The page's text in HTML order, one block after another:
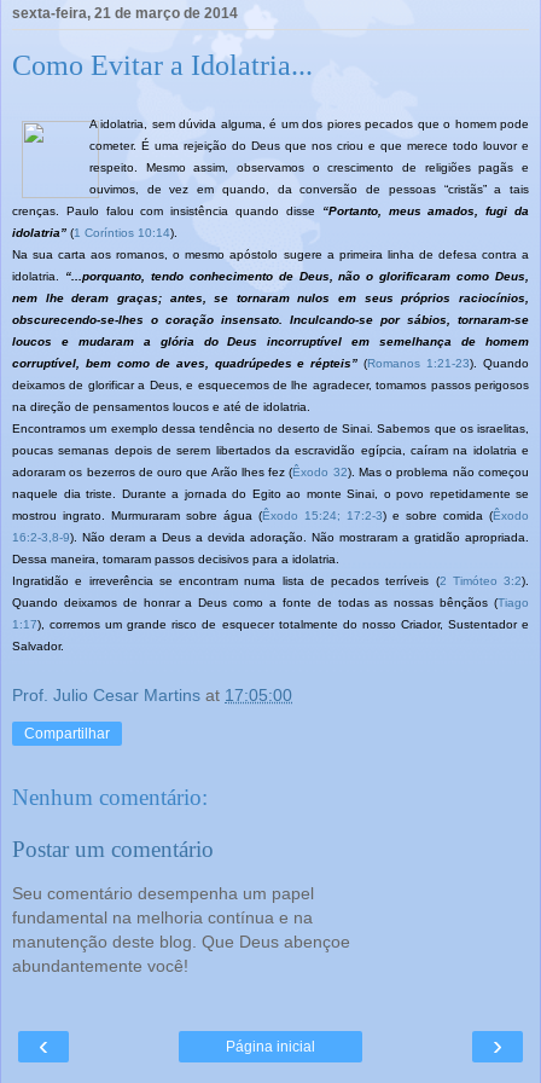
sexta-feira, 21 de março de 2014
Como Evitar a Idolatria...
Aidolatria, sem dúvida alguma, é um dos piores pecados que o homem pode
cometer. É uma rejeição do Deus que nos criou e que merece todo louvor e
respeito. Mesmo assim, observamos o crescimento de religiões pagãs e
ouvimos, de vez em quando, da conversão de pessoas “cristãs” a tais
crenças. Paulo falou com insistência quando disse
“Portanto, meus amados, fugi da
idolatria” (1 Coríntios 10:14).
Na sua carta aos romanos, o mesmo apóstolo sugere a primeira linha de defesa contra a
idolatria.
“...porquanto, tendo conhecimento de Deus, não o glorificaram como Deus,
nem lhe deram graças; antes, se tornaram nulos em seus próprios raciocínios,
obscurecendo-se-lhes o coração insensato. Inculcando-se por sábios, tornaram-se
loucos e mudaram a glória do Deus incorruptível em semelhança de homem
corruptível, bem como de aves, quadrúpedes e répteis” (Romanos 1:21-23). Quando
deixamos de glorificar a Deus, e esquecemos de lhe agradecer, tomamos passos perigosos
na direção de pensamentos loucos e até de idolatria.
Encontramos um exemplo dessa tendência no deserto de Sinai. Sabemos que os israelitas,
poucas semanas depois de serem libertados da escravidão egípcia, caíram na idolatria e
adoraram os bezerros de ouro que Arão lhes fez (Êxodo 32). Mas o problema não começou
naquele dia triste. Durante a jornada do Egito ao monte Sinai, o povo repetidamente se
mostrou ingrato. Murmuraram sobre água (Êxodo 15:24; 17:2-3) e sobre comida (Êxodo
16:2-3,8-9). Não deram a Deus a devida adoração. Não mostraram a gratidão apropriada.
Dessa maneira, tomaram passos decisivos para a idolatria.
Ingratidão e irreverência se encontram numa lista de pecados terríveis (2 Timóteo 3:2).
Quando deixamos de honrar a Deus como a fonte de todas as nossas bênçãos (Tiago
1:17), corremos um grande risco de esquecer totalmente do nosso Criador, Sustentador e
Salvador.
Prof. Julio Cesar Martins at 17:05:00
Compartilhar
Nenhum comentário:
Postar um comentário
Seu comentário desempenha um papel
fundamental na melhoria contínua e na
manutenção deste blog. Que Deus abençoe
abundantemente você!
‹ ›
Página inicial